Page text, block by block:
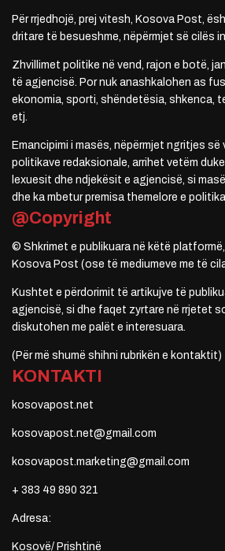
Për rrjedhojë, prej vitesh, Kosova Post,
dritare të besueshme, nëpërmjet së cilës
Zhvillimet politike në vend, rajon e botë,
të agjencisë. Por nuk anashkalohen as
ekonomia, sporti, shëndetësia, shkenca,
etj.
Emancipimi i masës, nëpërmjet ngritjes
politikave redaksionale, arrihet vetëm
lexuesit dhe ndjekësit e agjencisë, si
dhe ka mbetur premisa themelore e
@Copyright
© Shkrimet e publikuara në këtë
Kosova Post (ose të mediumeve me të
Kushtet e përdorimit të artikujve të
agjencisë, si dhe faqet zyrtare në rrjetet
diskutohen me palët e interesuara.
(Për më shumë shihni rubrikën e kontaktit)
KONTAKTI
kosovapost.net
kosovapost.net@gmail.com
kosovapost.marketing@gmail.com
+ 383 49 890 321
Adresa:
Kosovë/ Prishtinë